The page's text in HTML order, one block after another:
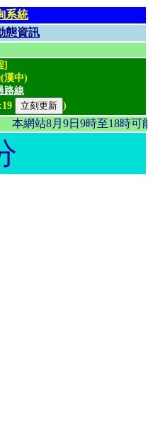
系統
態資訊
]
漢中)
路線
)
本網站8月9日9時至18